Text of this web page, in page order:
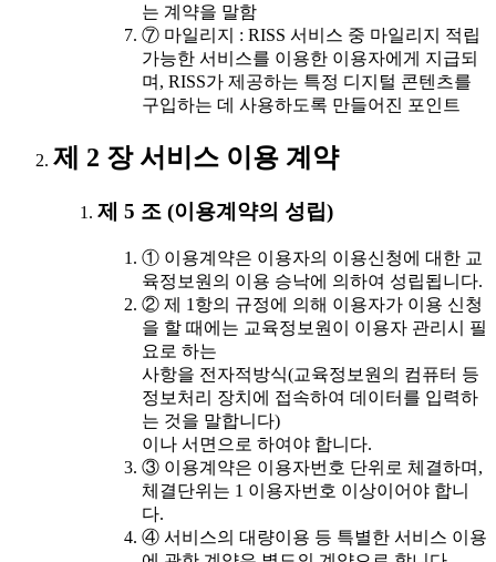
는 계약을 말함
⑦ 마일리지 : RISS 서비스 중 마일리지 적립
가능한 서비스를 이용한 이용자에게 지급되
며, RISS가 제공하는 특정 디지털 콘텐츠를
구입하는 데 사용하도록 만들어진 포인트
제 2 장 서비스 이용 계약
제 5 조 (이용계약의 성립)
① 이용계약은 이용자의 이용신청에 대한 교
육정보원의 이용 승낙에 의하여 성립됩니다.
② 제 1항의 규정에 의해 이용자가 이용 신청
을 할 때에는 교육정보원이 이용자 관리시 필
요로 하는
사항을 전자적방식(교육정보원의 컴퓨터 등
정보처리 장치에 접속하여 데이터를 입력하
는 것을 말합니다)
이나 서면으로 하여야 합니다.
③ 이용계약은 이용자번호 단위로 체결하며,
체결단위는 1 이용자번호 이상이어야 합니
다.
④ 서비스의 대량이용 등 특별한 서비스 이용